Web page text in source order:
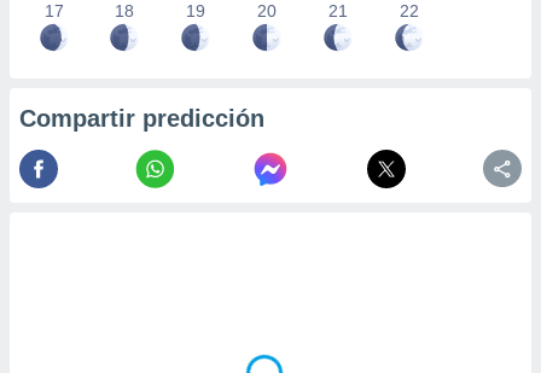
17 18 19 20 21 22
Compartir predicción